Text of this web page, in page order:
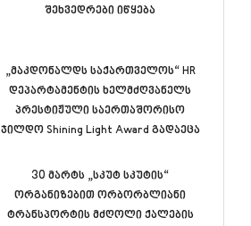
შეხვედრები იწყება
„მაკდონალდს საქართველოს“ HR
დეპარტამენტის ხელმძღვანელს
პრესტიჟული საერთაშორისო
ჯილდო Shining Light Award გადაეცა
30 მარტს „სკუტ სკუტის“
ორგანიზებით ორბორბლიანი
ტრანსპორტის მძღოლი ქალების